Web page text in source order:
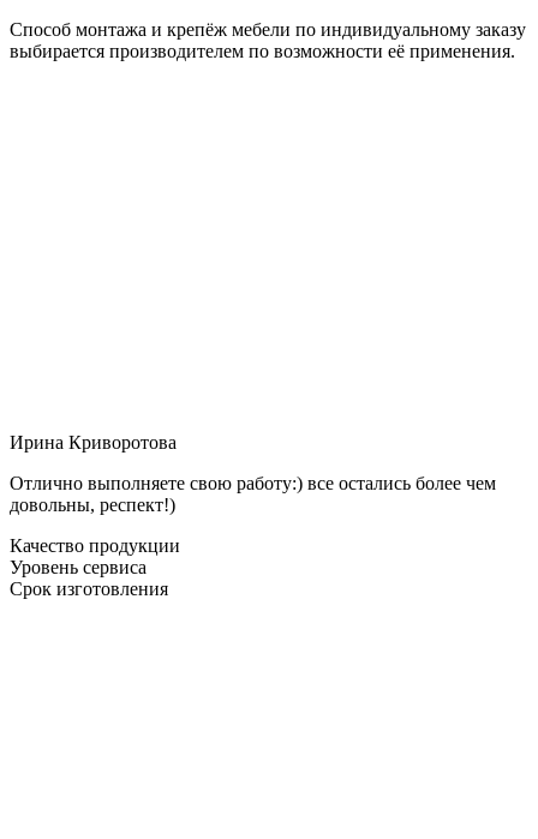
Способ монтажа и крепёж мебели по индивидуальному заказу
выбирается производителем по возможности её применения.
Ирина Криворотова
Отлично выполняете свою работу:) все остались более чем
довольны, респект!)
Качество продукции
Уровень сервиса
Срок изготовления